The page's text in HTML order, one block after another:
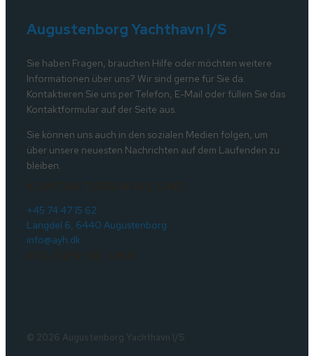
Augustenborg Yachthavn I/S
Sie haben Fragen, brauchen Hilfe oder möchten weitere
Informationen über uns? Wir sind gerne für Sie da.
Kontaktieren Sie uns per Telefon, E-Mail oder füllen Sie das
Kontaktformular auf der Seite aus.
Sie können uns auch in den sozialen Medien folgen, um
über unsere neuesten Nachrichten auf dem Laufenden zu
bleiben.
+45 74 47 15 62
Langdel 6, 6440 Augustenborg
info@ayh.dk
© 2026 Augustenborg Yachthavn I/S